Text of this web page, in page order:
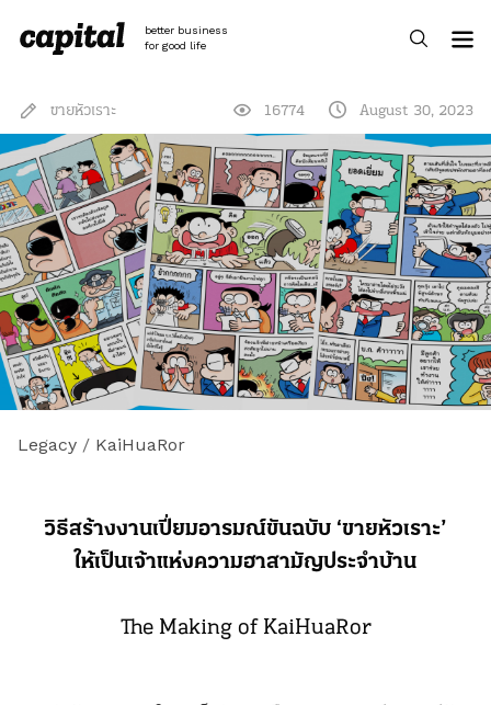
content
better business
for good life
ขายหัวเราะ 16774 August 30, 2023
Legacy / KaiHuaRor
วิธีสร้างงานเปี่ยมอารมณ์ขันฉบับ ‘ขายหัวเราะ’
ให้เป็นเจ้าแห่งความฮาสามัญประจำบ้าน
The Making of KaiHuaRor